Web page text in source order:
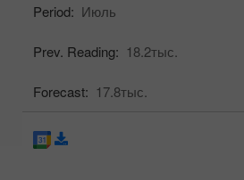
Period: Июль
Prev. Reading: 18.2тыс.
Forecast: 17.8тыс.